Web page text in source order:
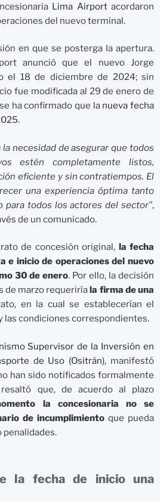
Lima Airportacordaron
del nuevo terminal.
en que se posterga la apertura.
anunció que el nuevo Jorge
el 18 de diciembre de 2024; sin
fue modificada al 29 de enero de
ha confirmado que la nueva fecha
.
necesidad de asegurar que todos
estén completamente listos,
eficiente y sin contratiempos. El
una experiencia óptima tanto
para todos los actores del sector”,
de un comunicado.
de concesión original, la fecha
e inicio de operaciones del nuevo
30 de enero. Por ello, la decisión
de marzo requeriríala firma de una
en la cual se establecerían el
las condiciones correspondientes.
Supervisor de la Inversión en
de Uso (Ositrán), manifestó
han sido notificados formalmente
que, de acuerdo al plazo
la concesionaria no se
de incumplimiento que pueda
penalidades.
la fecha de inicio una